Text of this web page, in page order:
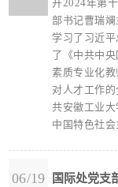
开2024年第
部书记曹瑞
学习了习近
了《中共中
素质专业化
对人才工作
共安徽工业
中国特色社会
06/19 国际处党支